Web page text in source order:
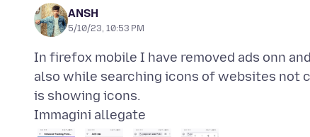
ANSH
5/10/23, 10:53 PM
In firefox mobile I have removed ads onn
also while searching icons of websites not
Immagini allegate